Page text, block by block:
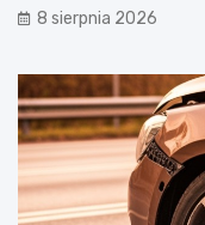
8 sierpnia 2026